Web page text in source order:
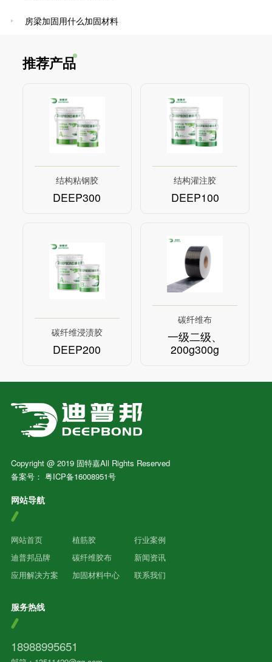
房梁加固用什么加固材料
推荐产品
结构粘钢胶
DEEP300
结构灌注胶
DEEP100
碳纤维浸渍胶
DEEP200
碳纤维布
一级二级、
200g300g
Copyright @ 2019 固特嘉All Rights Reserved
备案号： 粤ICP备16008951号
网站导航
网站首页
迪普邦品牌
应用解决方案
植筋胶
碳纤维胶布
加固材料中心
行业案例
新闻资讯
联系我们
服务热线
18988995651